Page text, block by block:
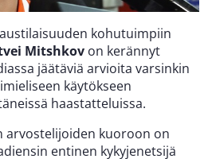
kohutuimpiin
Mitshkov on kerännyt
jäätäviä arvioita varsinkin
käytökseen
haastatteluissa.
arvostelijoiden kuoroon on
entinen kykyjenetsijä